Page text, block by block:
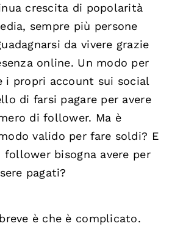
crescita di popolarità
sempre più persone
da vivere grazie
online. Un modo per
i propri account sui social
di farsi pagare per avere
di follower. Ma è
valido per fare soldi? E
follower bisogna avere per
pagati?
è che è complicato.